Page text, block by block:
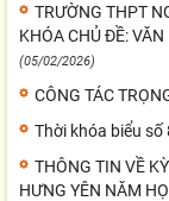
TRƯỜNG THPT
KHÓA CHỦ ĐỀ:
(05/02/2026)
CÔNG TÁC
Thời khóa biểu
THÔNG TIN VỀ
HƯNG YÊN NĂM